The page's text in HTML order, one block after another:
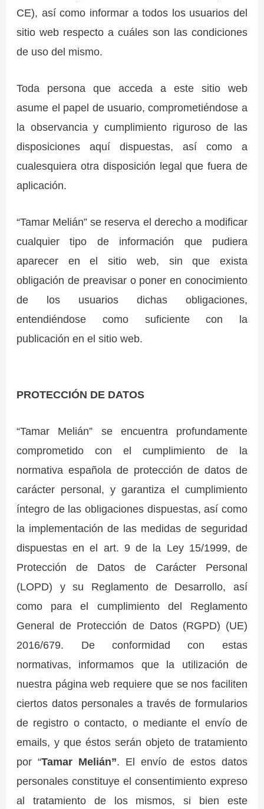
CE), así como informar a todos los usuarios del
sitio web respecto a cuáles son las condiciones
de uso del mismo.
Toda persona que acceda a este sitio web
asume el papel de usuario, comprometiéndose a
la observancia y cumplimiento riguroso de las
disposiciones aquí dispuestas, así como a
cualesquiera otra disposición legal que fuera de
aplicación.
“Tamar Melián” se reserva el derecho a modificar
cualquier tipo de información que pudiera
aparecer en el sitio web, sin que exista
obligación de preavisar o poner en conocimiento
de los usuarios dichas obligaciones,
entendiéndose como suficiente con la
publicación en el sitio web.
PROTECCIÓN DE DATOS
“Tamar Melián” se encuentra profundamente
comprometido con el cumplimiento de la
normativa española de protección de datos de
carácter personal, y garantiza el cumplimiento
íntegro de las obligaciones dispuestas, así como
la implementación de las medidas de seguridad
dispuestas en el art. 9 de la Ley 15/1999, de
Protección de Datos de Carácter Personal
(LOPD) y su Reglamento de Desarrollo, así
como para el cumplimiento del Reglamento
General de Protección de Datos (RGPD) (UE)
2016/679. De conformidad con estas
normativas, informamos que la utilización de
nuestra página web requiere que se nos faciliten
ciertos datos personales a través de formularios
de registro o contacto, o mediante el envío de
emails, y que éstos serán objeto de tratamiento
por “Tamar Melián”. El envío de estos datos
personales constituye el consentimiento expreso
al tratamiento de los mismos, si bien este